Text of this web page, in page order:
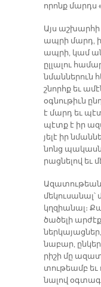
ո­րոնք մարդս
Այս
ապ­րի մարդ,
ապ­րի, կամ
ըլ­լա­լու
նման­նե­րուն
շնորհք եւ
օգ­նու­թիւն
է մարդ եւ
պէտք է իր
յե­լէ իր
նոնց
րաց­նե­լով եւ
Ա­զա­տու­թեան
մե­կու­սա­նալ՝
կղզիա­նալ։
ծա­ծե­լի
նա­բար,
րի­շի մը
տու­թեամբ եւ
նա­լով